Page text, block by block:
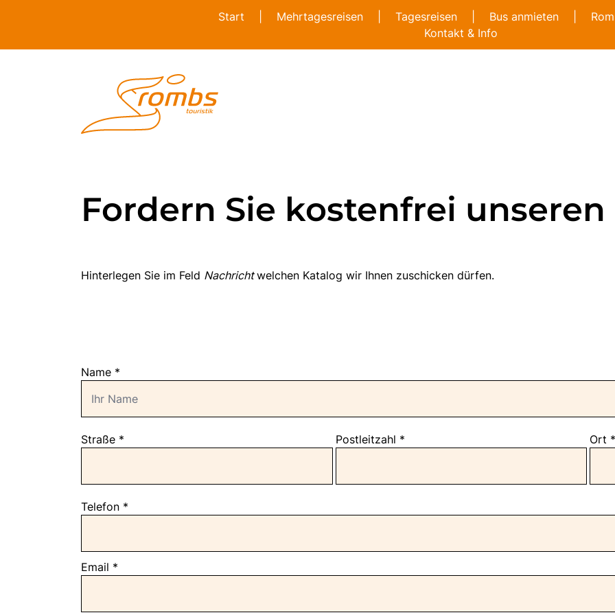
Start Mehrtagesreisen Tagesreisen Bus anmieten
Kontakt & Info
Fordern Sie kostenfrei
Hinterlegen Sie im Feld Nachrichtwelchen Katalog wir Ihnen zuschicken dürfen.
Name *
Straße * Postleitzahl * Ort
Telefon *
Email *